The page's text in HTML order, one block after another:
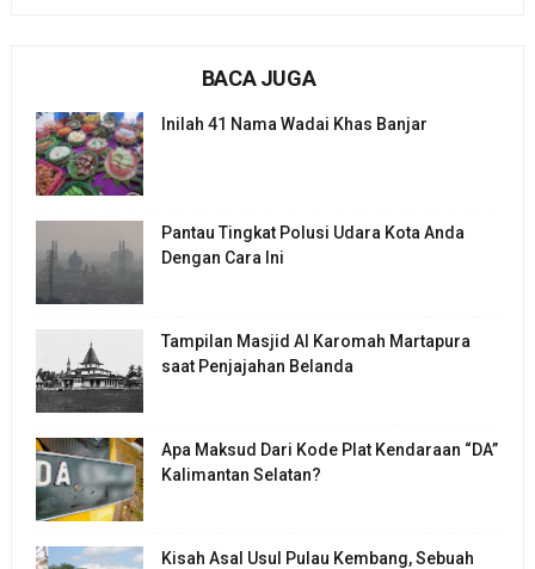
BACA JUGA
Inilah 41 Nama Wadai Khas Banjar
Pantau Tingkat Polusi Udara Kota Anda
Dengan Cara Ini
Tampilan Masjid Al Karomah Martapura
saat Penjajahan Belanda
Apa Maksud Dari Kode Plat Kendaraan “DA”
Kalimantan Selatan?
Kisah Asal Usul Pulau Kembang, Sebuah